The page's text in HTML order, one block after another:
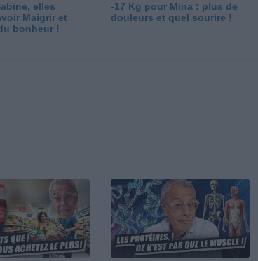
elles
Maigrir et
bonheur !
-17 Kg pour Mina : plus de
douleurs et quel sourire !